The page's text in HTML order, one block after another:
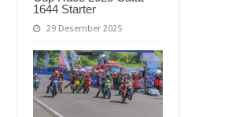
1644 Starter
29 Desember 2025